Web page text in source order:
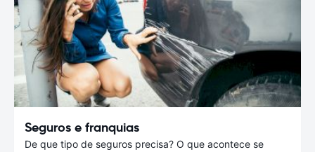
Seguros e franquias
De que tipo de seguros precisa? O que acontece se